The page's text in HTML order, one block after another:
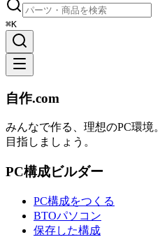
⌘K
自作.com
みんなで作る、理想のPC環境。
目指しましょう。
PC構成ビルダー
PC構成をつくる
BTOパソコン
保存した構成